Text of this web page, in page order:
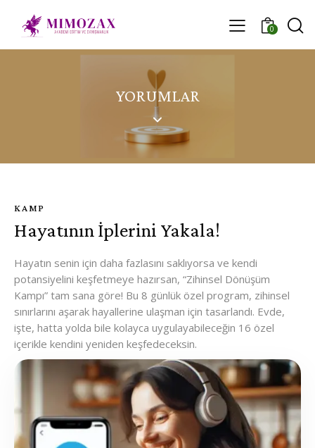
0
YORUMLAR
KAMP
Hayatının İplerini Yakala!
Hayatın senin için daha fazlasını saklıyorsa ve kendi
potansiyelini keşfetmeye hazırsan, “Zihinsel Dönüşüm
Kampı” tam sana göre! Bu 8 günlük özel program, zihinsel
sınırlarını aşarak hayallerine ulaşman için tasarlandı. Evde,
işte, hatta yolda bile kolayca uygulayabileceğin 16 özel
içerikle kendini yeniden keşfedeceksin.